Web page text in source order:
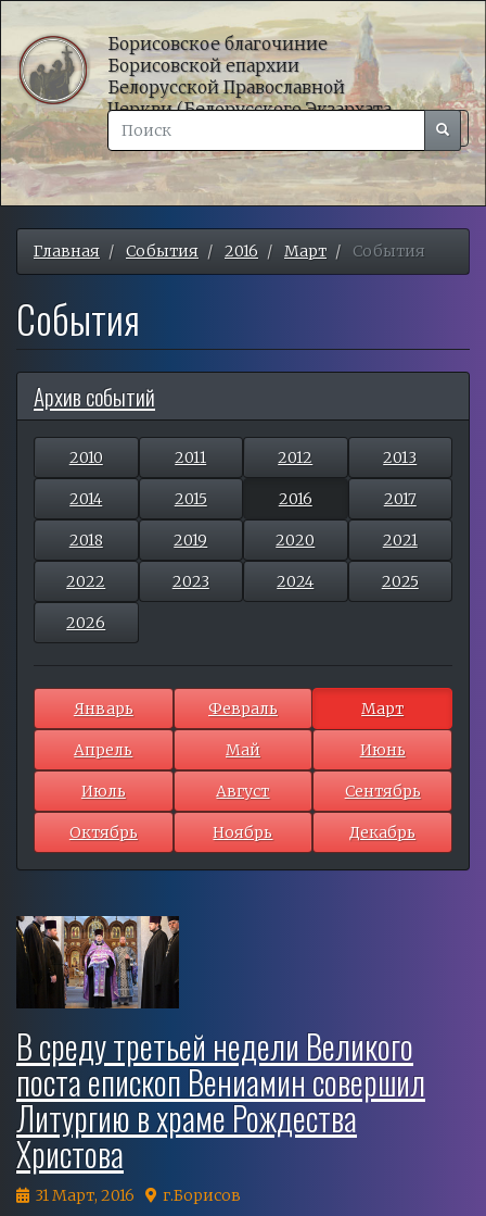
основному
содержанию
Борисовское благочиние
Борисовской епархии
Белорусской Православной
Церкви (Белорусского Экзархата
Московского Патриархата)
Поиск
Поиск Поиск
Главная События 2016 Март События
События
Архив событий
2010 2011 2012 2013
2014 2015 2016 2017
2018 2019 2020 2021
2022 2023 2024 2025
2026
Январь Февраль Март
Апрель Май Июнь
Июль Август Сентябрь
Октябрь Ноябрь Декабрь
В среду третьей недели Великого
поста епископ Вениамин совершил
Литургию в храме Рождества
Христова
31 Март, 2016
г.Борисов